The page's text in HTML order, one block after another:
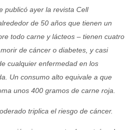
publicó ayer la revista Cell
de 50 años que tienen un
todo carne y lácteos – tienen cuatro
de cáncer o diabetes, y casi
cualquier enfermedad en los
Un consumo alto equivale a que
unos 400 gramos de carne roja.
triplica el riesgo de cáncer.